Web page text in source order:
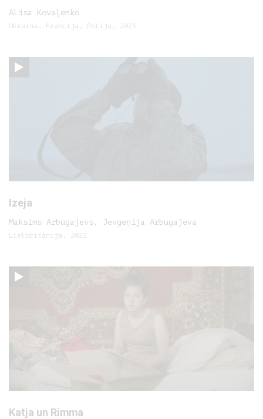
Alisa Kovaļenko
Ukraina, Francija, Polija, 2023
Izeja
Maksims Arbugajevs, Jevgeņija Arbugajeva
Lielbritānija, 2022
Katja un Rimma